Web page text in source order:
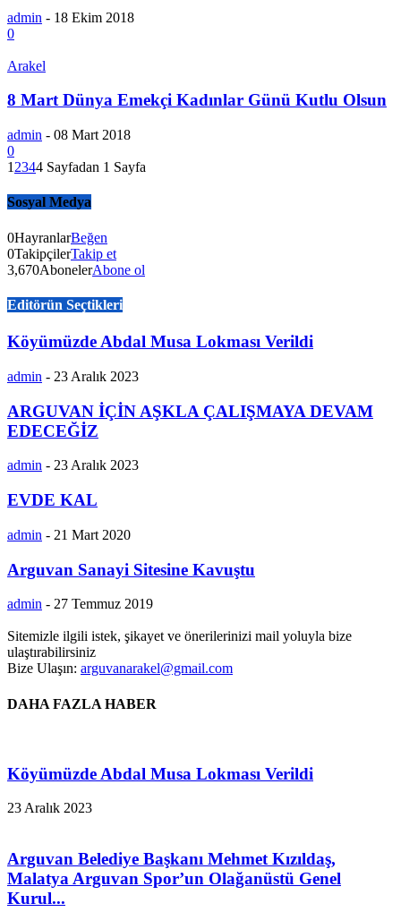
admin - 18 Ekim 2018
0
Arakel
8 Mart Dünya Emekçi Kadınlar Günü Kutlu Olsun
admin - 08 Mart 2018
0
1 2344 Sayfadan 1 Sayfa
Sosyal Medya
0HayranlarBeğen
0TakipçilerTakip et
3,670AbonelerAbone ol
Editörün Seçtikleri
Köyümüzde Abdal Musa Lokması Verildi
admin - 23 Aralık 2023
ARGUVAN İÇİN AŞKLA ÇALIŞMAYA DEVAM
EDECEĞİZ
admin - 23 Aralık 2023
EVDE KAL
admin - 21 Mart 2020
Arguvan Sanayi Sitesine Kavuştu
admin - 27 Temmuz 2019
Sitemizle ilgili istek, şikayet ve önerilerinizi mail yoluyla bize
ulaştırabilirsiniz
Bize Ulaşın: arguvanarakel@gmail.com
DAHA FAZLA HABER
Köyümüzde Abdal Musa Lokması Verildi
23 Aralık 2023
Arguvan Belediye Başkanı Mehmet Kızıldaş,
Malatya Arguvan Spor’un Olağanüstü Genel
Kurul...